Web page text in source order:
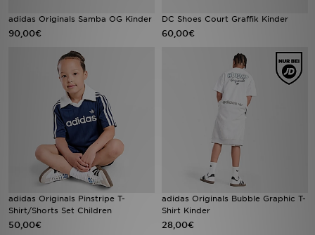
adidas Originals Samba OG Kinder
90,00€
DC Shoes Court Graffik Kinder
60,00€
adidas Originals Pinstripe T-
Shirt/Shorts Set Children
50,00€
adidas Originals Bubble Graphic T-
Shirt Kinder
28,00€
Meine Nachrichten
Bestellverfolgung
Hilfe & Kontakt
Trending Styles